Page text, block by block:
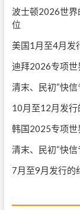
波士顿2026世界
位
美国1月至4月发
迪拜2026专项世
清末、民初“快信
10月至12月发
韩国2025专项
清末、民初“快信
7月至9月发行的